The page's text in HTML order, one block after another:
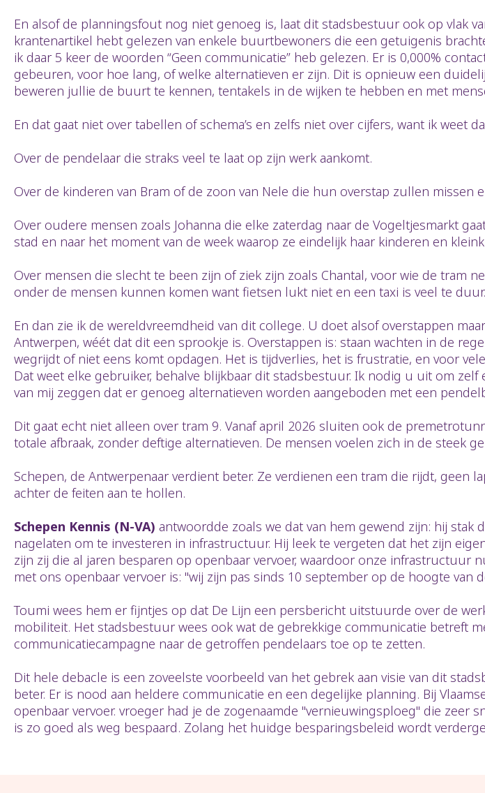
En alsof de planningsfout nog niet genoeg is, laat dit stadsbestuur ook op vlak
krantenartikel hebt gelezen van enkele buurtbewoners die een getuigenis
ik daar 5 keer de woorden “Geen communicatie” heb gelezen. Er is 0,000%
gebeuren, voor hoe lang, of welke alternatieven er zijn. Dit is opnieuw een
beweren jullie de buurt te kennen, tentakels in de wijken te hebben en met
En dat gaat niet over tabellen of schema’s en zelfs niet over cijfers, want ik weet
Over de pendelaar die straks veel te laat op zijn werk aankomt.
Over de kinderen van Bram of de zoon van Nele die hun overstap zullen missen
Over oudere mensen zoals Johanna die elke zaterdag naar de Vogeltjesmarkt
stad en naar het moment van de week waarop ze eindelijk haar kinderen en
Over mensen die slecht te been zijn of ziek zijn zoals Chantal, voor wie de tram
onder de mensen kunnen komen want fietsen lukt niet en een taxi is veel te duur.
En dan zie ik de wereldvreemdheid van dit college. U doet alsof overstappen
Antwerpen, wéét dat dit een sprookje is. Overstappen is: staan wachten in de
wegrijdt of niet eens komt opdagen. Het is tijdverlies, het is frustratie, en voor
Dat weet elke gebruiker, behalve blijkbaar dit stadsbestuur. Ik nodig u uit om
van mij zeggen dat er genoeg alternatieven worden aangeboden met een
Dit gaat echt niet alleen over tram 9. Vanaf april 2026 sluiten ook de
totale afbraak, zonder deftige alternatieven. De mensen voelen zich in de steek
Schepen, de Antwerpenaar verdient beter. Ze verdienen een tram die rijdt,
achter de feiten aan te hollen.
Schepen Kennis (N-VA) antwoordde zoals we dat van hem gewend zijn: hij
nagelaten om te investeren in infrastructuur. Hij leek te vergeten dat het zijn
zijn zij die al jaren besparen op openbaar vervoer, waardoor onze infrastructuur
met ons openbaar vervoer is: "wij zijn pas sinds 10 september op de hoogte van
Toumi wees hem er fijntjes op dat De Lijn een persbericht uitstuurde over de
mobiliteit. Het stadsbestuur wees ook wat de gebrekkige communicatie betreft
communicatiecampagne naar de getroffen pendelaars toe op te zetten.
Dit hele debacle is een zoveelste voorbeeld van het gebrek aan visie van dit
beter. Er is nood aan heldere communicatie en een degelijke planning. Bij
openbaar vervoer. vroeger had je de zogenaamde "vernieuwingsploeg" die
is zo goed als weg bespaard. Zolang het huidge besparingsbeleid wordt